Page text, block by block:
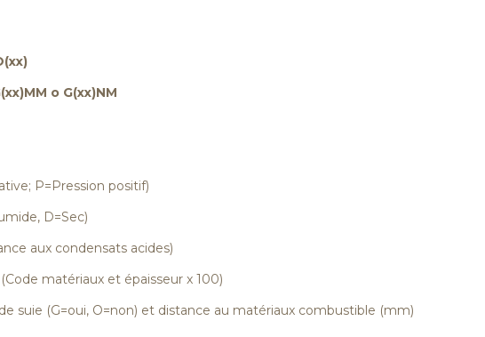
o G(xx)NM
P=Pression positif)
D=Sec)
aux condensats acides)
matériaux et épaisseur x 100)
suie (G=oui, O=non) et distance au matériaux combustible (mm)